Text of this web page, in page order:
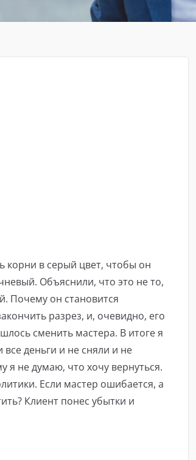
корни в серый цвет, чтобы он
Объяснили, что это не то,
Почему он становится
разрез, и, очевидно, его
сменить мастера. В итоге я
деньги и не сняли и не
я не думаю, что хочу вернуться.
Если мастер ошибается, а
Клиент понес убытки и